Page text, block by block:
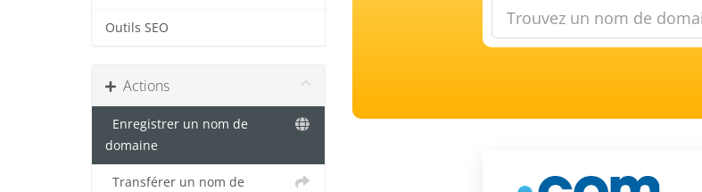
Outils SEO
Actions
Enregistrer un nom de
domaine
Transférer un nom de